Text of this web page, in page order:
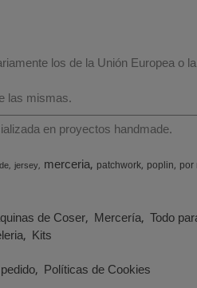
los de la Unión Europea o
las mismas.
en proyectos handmade.
jersey merceria patchwork poplin por
de Coser Mercería Todo
Kits
Políticas de Cookies